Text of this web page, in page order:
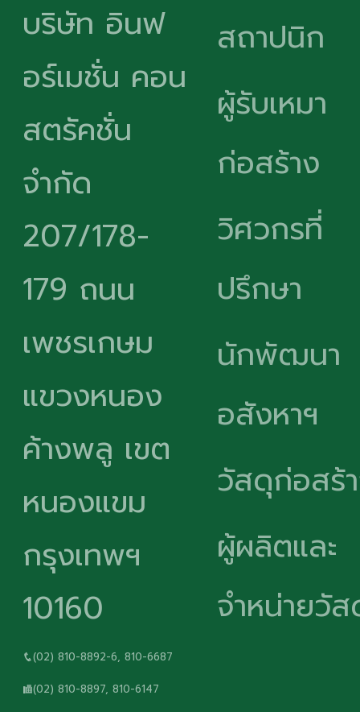
บริษัท อินฟ
อร์เมชั่น คอน
สตรัคชั่น
จำกัด
207/178-
179 ถนน
เพชรเกษม
แขวงหนอง
ค้างพลู เขต
หนองแขม
กรุงเทพฯ
10160
(02) 810-8892-6, 810-6687
(02) 810-8897, 810-6147
สถาปนิก
ผู้รับเหมา
ก่อสร้าง
วิศวกรที่
ปรึกษา
นักพัฒนา
อสังหาฯ
วัสดุก่อสร้
ผู้ผลิตและ
จำหน่ายวั